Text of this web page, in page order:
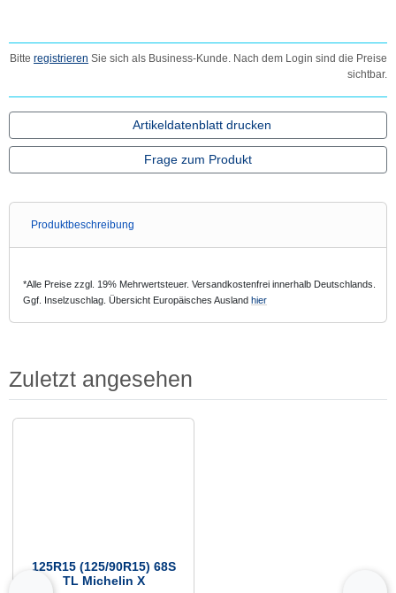
Bitte registrieren Sie sich als Business-Kunde. Nach dem Login sind die Preise
sichtbar.
Artikeldatenblatt drucken
Frage zum Produkt
Produktbeschreibung
*Alle Preise zzgl. 19% Mehrwertsteuer. Versandkostenfrei innerhalb Deutschlands.
Ggf. Inselzuschlag. Übersicht Europäisches Ausland hier
Zuletzt angesehen
Es folgt ein Produktslider - navigieren Sie mit der Tab-Taste zu den einzelnen
125R15 (125/90R15) 68S
TL Michelin X